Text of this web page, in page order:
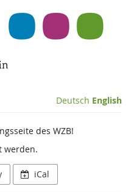
Deutsch English
des WZB!
werden.
iCal